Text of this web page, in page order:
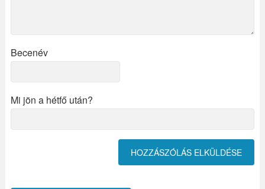
Becenév
Mi jön a hétfő után?